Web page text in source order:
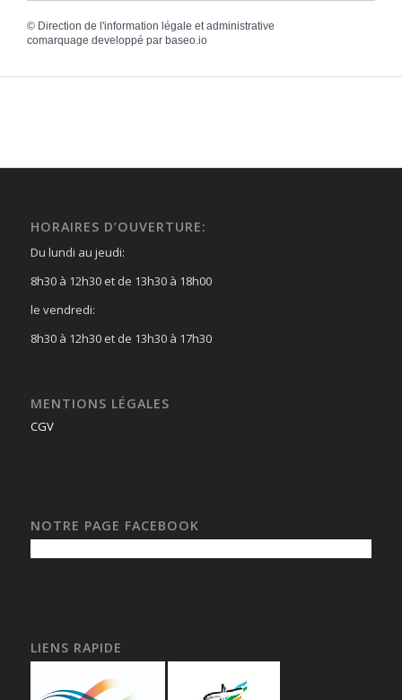
© Direction de l'information légale et administrative
comarquage developpé par baseo.io
HORAIRES D’OUVERTURE:
Du lundi au jeudi:
8h30 à 12h30 et de 13h30 à 18h00
le vendredi:
8h30 à 12h30 et de 13h30 à 17h30
MENTIONS LÉGALES
CGV
NOTRE PAGE FACEBOOK
LIENS RAPIDE